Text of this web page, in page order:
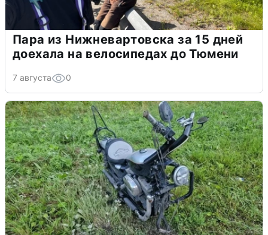
Пара из Нижневартовска за 15 дней
доехала на велосипедах до Тюмени
7 августа 0